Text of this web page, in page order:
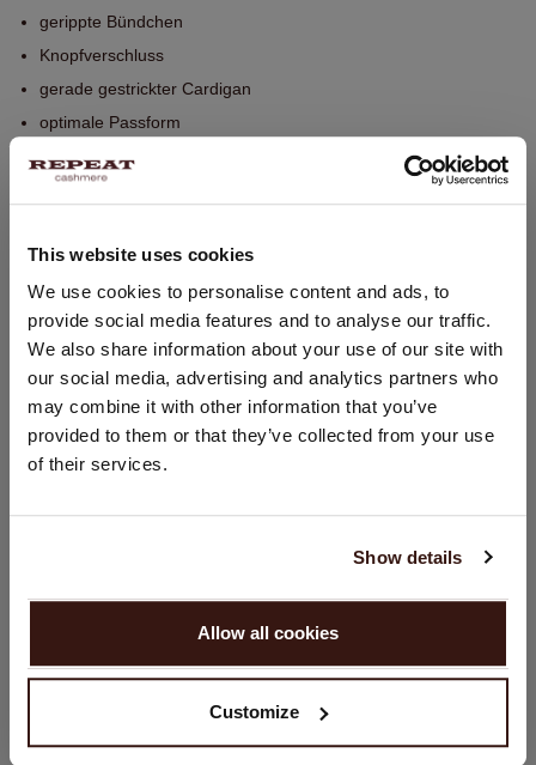
This website uses cookies
We use cookies to personalise content and ads, to
provide social media features and to analyse our traffic.
We also share information about your use of our site with
our social media, advertising and analytics partners who
may combine it with other information that you’ve
provided to them or that they’ve collected from your use
of their services.
Show details
Allow all cookies
Customize
gerippte Bündchen
Knopfverschluss
gerade gestrickter Cardigan
optimale Passform
Handwäsche, chemische Reinigung möglich
PFLEGEHINWEISE
VERSAND & RÜCKGABE
STANDORT ÄNDERN
Sie besuchen Repeat cashmere von Niederlande (€) aus.
Möchten Sie Ihre Standort aktualisieren?
Vereinigte Staaten ($)
WEITER